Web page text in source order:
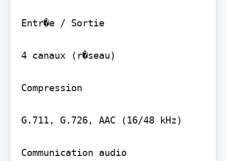
Entr�e / Sortie
4 canaux (r�seau)
Compression
G.711, G.726, AAC (16/48 kHz)
Communication audio